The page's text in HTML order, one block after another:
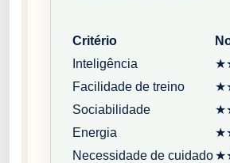
Critério
Inteligência
Facilidade de treino
Sociabilidade
Energia
Necessidade de cuidado